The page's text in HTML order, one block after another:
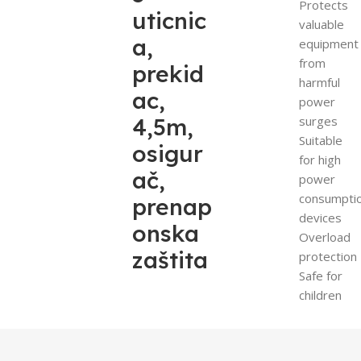
uticnic
a,
prekid
ac,
4,5m,
osigur
ač,
prenap
onska
zaštita
Protects
valuable
equipment
from
harmful
power
surges
Suitable
for high
power
devices
Overload
protection
Safe for
children